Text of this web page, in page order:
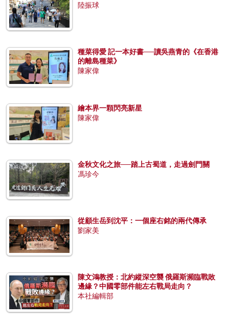
陸振球
種菜得愛 記一本好書──讀吳燕青的《在香港
的離島種菜》
陳家偉
繪本界一顆閃亮新星
陳家偉
金秋文化之旅──踏上古蜀道，走過劍門關
馮珍今
從顧生岳到沈平：一個座右銘的兩代傳承
劉家美
陳文鴻教授：北約縱深空襲 俄羅斯瀕臨戰敗
邊緣？中國零部件能左右戰局走向？
本社編輯部